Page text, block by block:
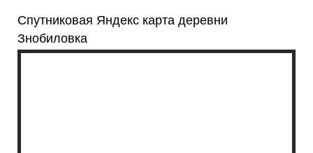
Спутниковая Яндекс карта деревни
Знобиловка